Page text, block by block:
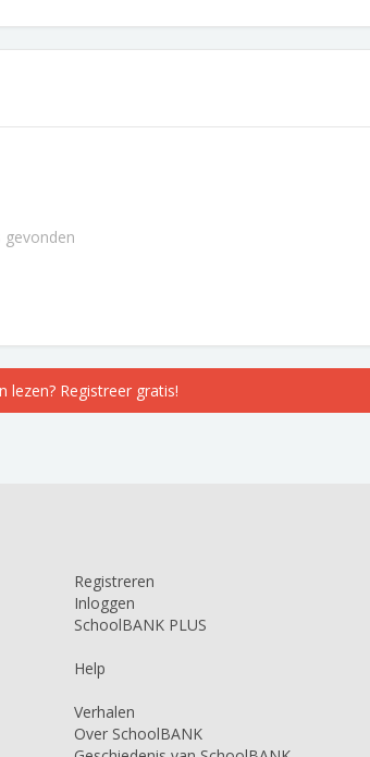
gevonden
lezen? Registreer gratis!
Registreren
Inloggen
SchoolBANK PLUS
Help
Verhalen
Over SchoolBANK